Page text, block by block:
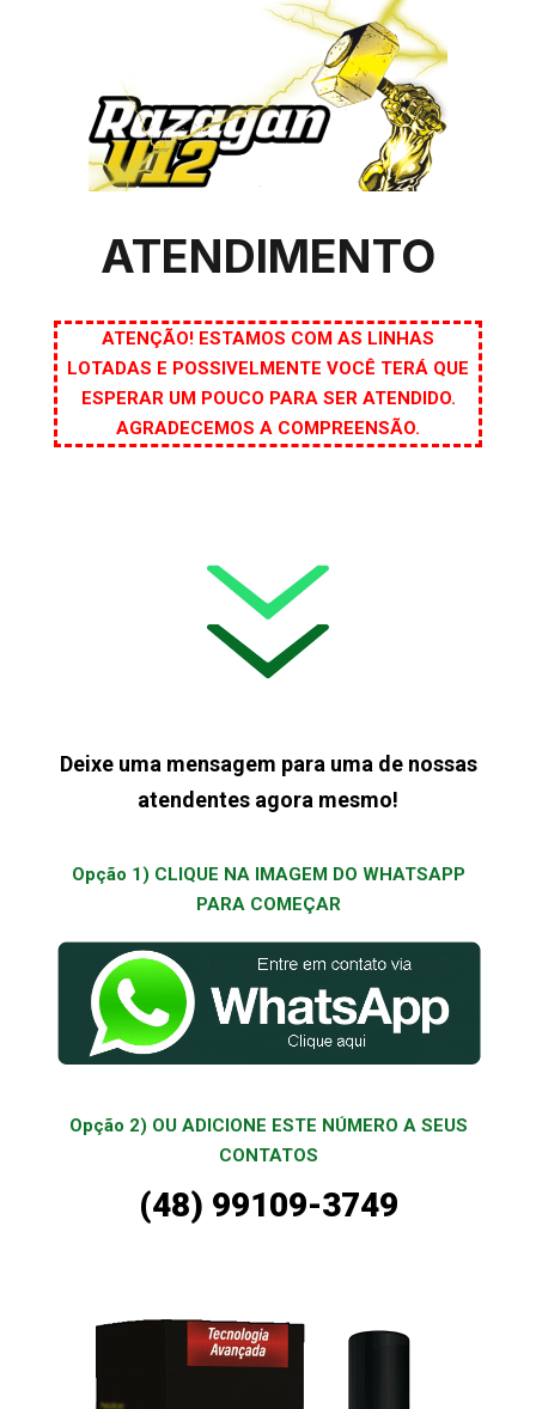
ATENDIMENTO
ATENÇÃO! ESTAMOS COM AS LINHAS
LOTADAS E POSSIVELMENTE VOCÊ TERÁ QUE
ESPERAR UM POUCO PARA SER ATENDIDO.
AGRADECEMOS A COMPREENSÃO.
Deixe uma mensagem para uma de nossas
atendentes agora mesmo!
Opção 1) CLIQUE NA IMAGEM DO WHATSAPP
PARA COMEÇAR
Opção 2) OU ADICIONE ESTE NÚMERO A SEUS
CONTATOS
(48) 99109-3749